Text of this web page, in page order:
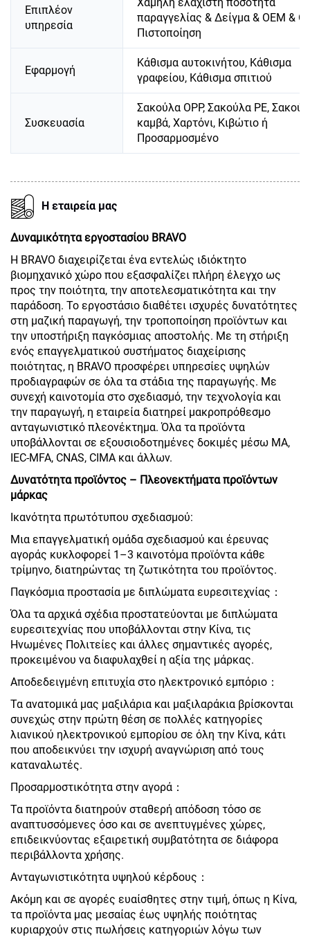
Επιπλέον
υπηρεσία
παραγγελίας & Δείγμα & OEM &
Πιστοποίηση
Εφαρμογή
Κάθισμα αυτοκινήτου, Κάθισμα
γραφείου, Κάθισμα σπιτιού
Συσκευασία
Σακούλα OPP, Σακούλα PE,
καμβά, Χαρτόνι, Κιβώτιο ή
Προσαρμοσμένο
Η εταιρεία μας
Δυναμικότητα εργοστασίου BRAVO
Η BRAVO διαχειρίζεται ένα εντελώς ιδιόκτητο
βιομηχανικό χώρο που εξασφαλίζει πλήρη έλεγχο ως
προς την ποιότητα, την αποτελεσματικότητα και την
παράδοση. Το εργοστάσιο διαθέτει ισχυρές δυνατότητες
στη μαζική παραγωγή, την τροποποίηση προϊόντων και
την υποστήριξη παγκόσμιας αποστολής. Με τη στήριξη
ενός επαγγελματικού συστήματος διαχείρισης
ποιότητας, η BRAVO προσφέρει υπηρεσίες υψηλών
προδιαγραφών σε όλα τα στάδια της παραγωγής. Με
συνεχή καινοτομία στο σχεδιασμό, την τεχνολογία και
την παραγωγή, η εταιρεία διατηρεί μακροπρόθεσμο
ανταγωνιστικό πλεονέκτημα. Όλα τα προϊόντα
υποβάλλονται σε εξουσιοδοτημένες δοκιμές μέσω MA,
IEC-MFA, CNAS, CIMA και άλλων.
Δυνατότητα προϊόντος – Πλεονεκτήματα προϊόντων
μάρκας
Ικανότητα πρωτότυπου σχεδιασμού:
Μια επαγγελματική ομάδα σχεδιασμού και έρευνας
αγοράς κυκλοφορεί 1–3 καινοτόμα προϊόντα κάθε
τρίμηνο, διατηρώντας τη ζωτικότητα του προϊόντος.
Παγκόσμια προστασία με διπλώματα ευρεσιτεχνίας：
Όλα τα αρχικά σχέδια προστατεύονται με διπλώματα
ευρεσιτεχνίας που υποβάλλονται στην Κίνα, τις
Ηνωμένες Πολιτείες και άλλες σημαντικές αγορές,
προκειμένου να διαφυλαχθεί η αξία της μάρκας.
Αποδεδειγμένη επιτυχία στο ηλεκτρονικό εμπόριο：
Τα ανατομικά μας μαξιλάρια και μαξιλαράκια βρίσκονται
συνεχώς στην πρώτη θέση σε πολλές κατηγορίες
λιανικού ηλεκτρονικού εμπορίου σε όλη την Κίνα, κάτι
που αποδεικνύει την ισχυρή αναγνώριση από τους
καταναλωτές.
Προσαρμοστικότητα στην αγορά：
Τα προϊόντα διατηρούν σταθερή απόδοση τόσο σε
αναπτυσσόμενες όσο και σε ανεπτυγμένες χώρες,
επιδεικνύοντας εξαιρετική συμβατότητα σε διάφορα
περιβάλλοντα χρήσης.
Ανταγωνιστικότητα υψηλού κέρδους：
Ακόμη και σε αγορές ευαίσθητες στην τιμή, όπως η Κίνα,
τα προϊόντα μας μεσαίας έως υψηλής ποιότητας
κυριαρχούν στις πωλήσεις κατηγοριών λόγω των